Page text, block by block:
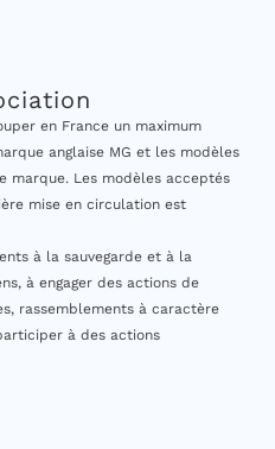
en France un maximum
anglaise MG et les modèles
marque. Les modèles acceptés
mise en circulation est
à la sauvegarde et à la
à engager des actions de
rassemblements à caractère
à des actions